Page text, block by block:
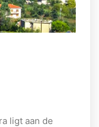
ligt aan de